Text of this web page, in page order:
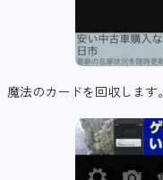
魔法のカードを回収します。